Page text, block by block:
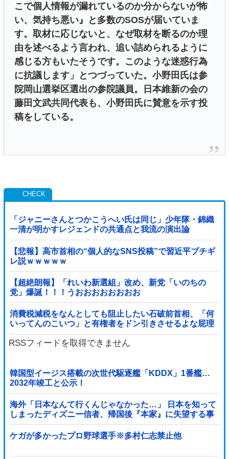
こで個人情報が漏れているのか分からないが怖
い、気持ち悪い』と多数のSOSが届いていま
す。取材に応じないと、なぜ取材を断るのか理
由を述べるよう言われ、追い詰められるように
感じる方もいたそうです。このような迷惑行為
に抗議します」とつづっていた。小野田氏は参
院岡山選挙区選出の参院議員。日本維新の会の
藤田文武共同代表も、小野田氏に賛意を示す投
稿をしている。
「ジャニーさんとつかこうへい氏は同じ」少年隊・錦織
一清が明かすレジェンドの共通点と我流の演出論
【悲報】高市首相の“個人的なSNS投稿”で習近平ブチギ
レ説ｗｗｗｗｗ
【超絶朗報】「れいわ新選組」改め、新党「いのちの
党」爆誕！！！うおおおおおおおお
消費税減税をなんとしても阻止したい石破前首相、「何
いってんのこいつ」と有権者をドン引きさせるよな屁理
屈を……
RSSフィードを取得できません
韓国型イージス搭載の次世代駆逐艦「KDDX」1番艦…
2032年竣工と公示！
海外「日本なんて行くんじゃなかった…」 日本を知って
しまったディズニー信者、帰国後『本家』に失望する事
態に
ケガが多かったプロ野球選手※多村仁志禁止他